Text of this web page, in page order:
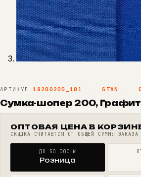
АРТИКУЛ 18200200_101 · STAN ·
Сумка-шопер 200, Графит
ОПТОВАЯ ЦЕНА В
СКИДКА СЧИТАЕТСЯ ОТ ОБЩЕЙ СУММЫ ЗАКАЗА
ДО 50 000 ₽
Розница